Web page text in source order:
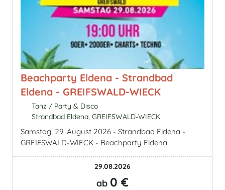
Beachparty Eldena - Strandbad
Eldena - GREIFSWALD-WIECK
Tanz / Party & Disco
Strandbad Eldena, GREIFSWALD-WIECK
Samstag, 29. August 2026 - Strandbad Eldena -
GREIFSWALD-WIECK - Beachparty Eldena
29.08.2026
ab 0 €